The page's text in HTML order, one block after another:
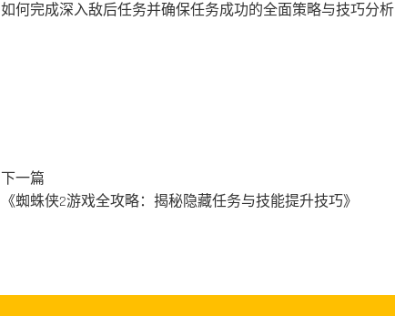
如何完成深入敌后任务并确保任务成功的全面策略与技巧分析
下一篇
《蜘蛛侠2游戏全攻略：揭秘隐藏任务与技能提升技巧》